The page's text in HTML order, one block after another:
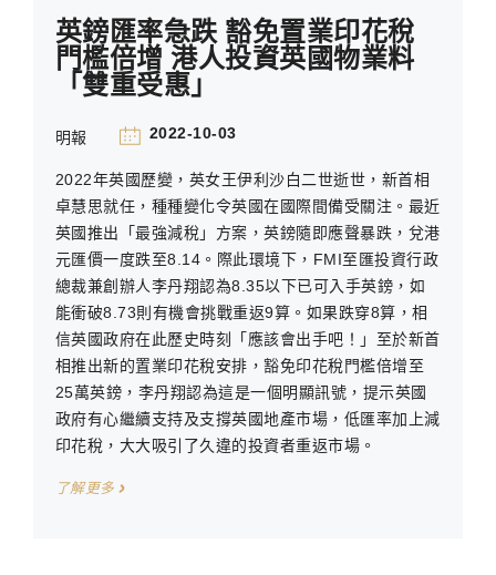
英鎊匯率急跌 豁免置業印花稅
門檻倍增 港人投資英國物業料
「雙重受惠」
明報 2022-10-03
2022年英國歷變，英女王伊利沙白二世逝世，新首相
卓慧思就任，種種變化令英國在國際間備受關注。最近
英國推出「最強減稅」方案，英鎊隨即應聲暴跌，兌港
元匯價一度跌至8.14。際此環境下，FMI至匯投資行政
總裁兼創辦人李丹翔認為8.35以下已可入手英鎊，如
能衝破8.73則有機會挑戰重返9算。如果跌穿8算，相
信英國政府在此歷史時刻「應該會出手吧！」至於新首
相推出新的置業印花稅安排，豁免印花稅門檻倍增至
25萬英鎊，李丹翔認為這是一個明顯訊號，提示英國
政府有心繼續支持及支撐英國地產市場，低匯率加上減
印花稅，大大吸引了久違的投資者重返市場。
了解更多